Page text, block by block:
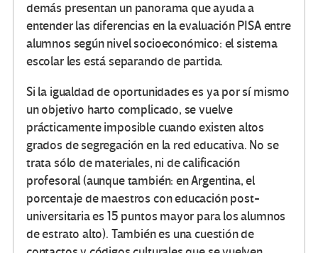
demás presentan un panorama que ayuda a
entender las diferencias en la evaluación PISA entre
alumnos según nivel socioeconómico: el sistema
escolar les está separando de partida.
Si la igualdad de oportunidades es ya por sí mismo
un objetivo harto complicado, se vuelve
prácticamente imposible cuando existen altos
grados de segregación en la red educativa. No se
trata sólo de materiales, ni de calificación
profesoral (aunque también: en Argentina, el
porcentaje de maestros con educación post-
universitaria es 15 puntos mayor para los alumnos
de estrato alto). También es una cuestión de